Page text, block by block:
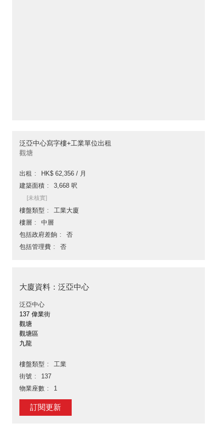
泛亞中心寫字樓+工業單位出租
觀塘
出租
HK$ 62,356 / 月
建築面積
3,668 呎
[未核實]
樓盤類型
工業大廈
樓層
中層
包括政府差餉
否
包括管理費
否
大廈資料：泛亞中心
泛亞中心
137 偉業街
觀塘
觀塘區
九龍
樓盤類型
工業
街號
137
物業座數
1
訂閱更新